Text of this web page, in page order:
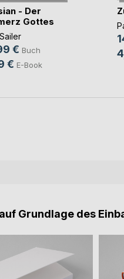
- Der
Gottes
€ Buch
€ E-Book
Grundlage des